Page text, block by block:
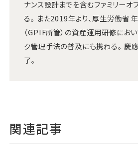
ナンス設計までを含むファミリーオ
る。 また2019年より、厚生労働省
（GPIF所管）の資産運用研修にお
ク管理手法の普及にも携わる。 慶
了。
関連記事